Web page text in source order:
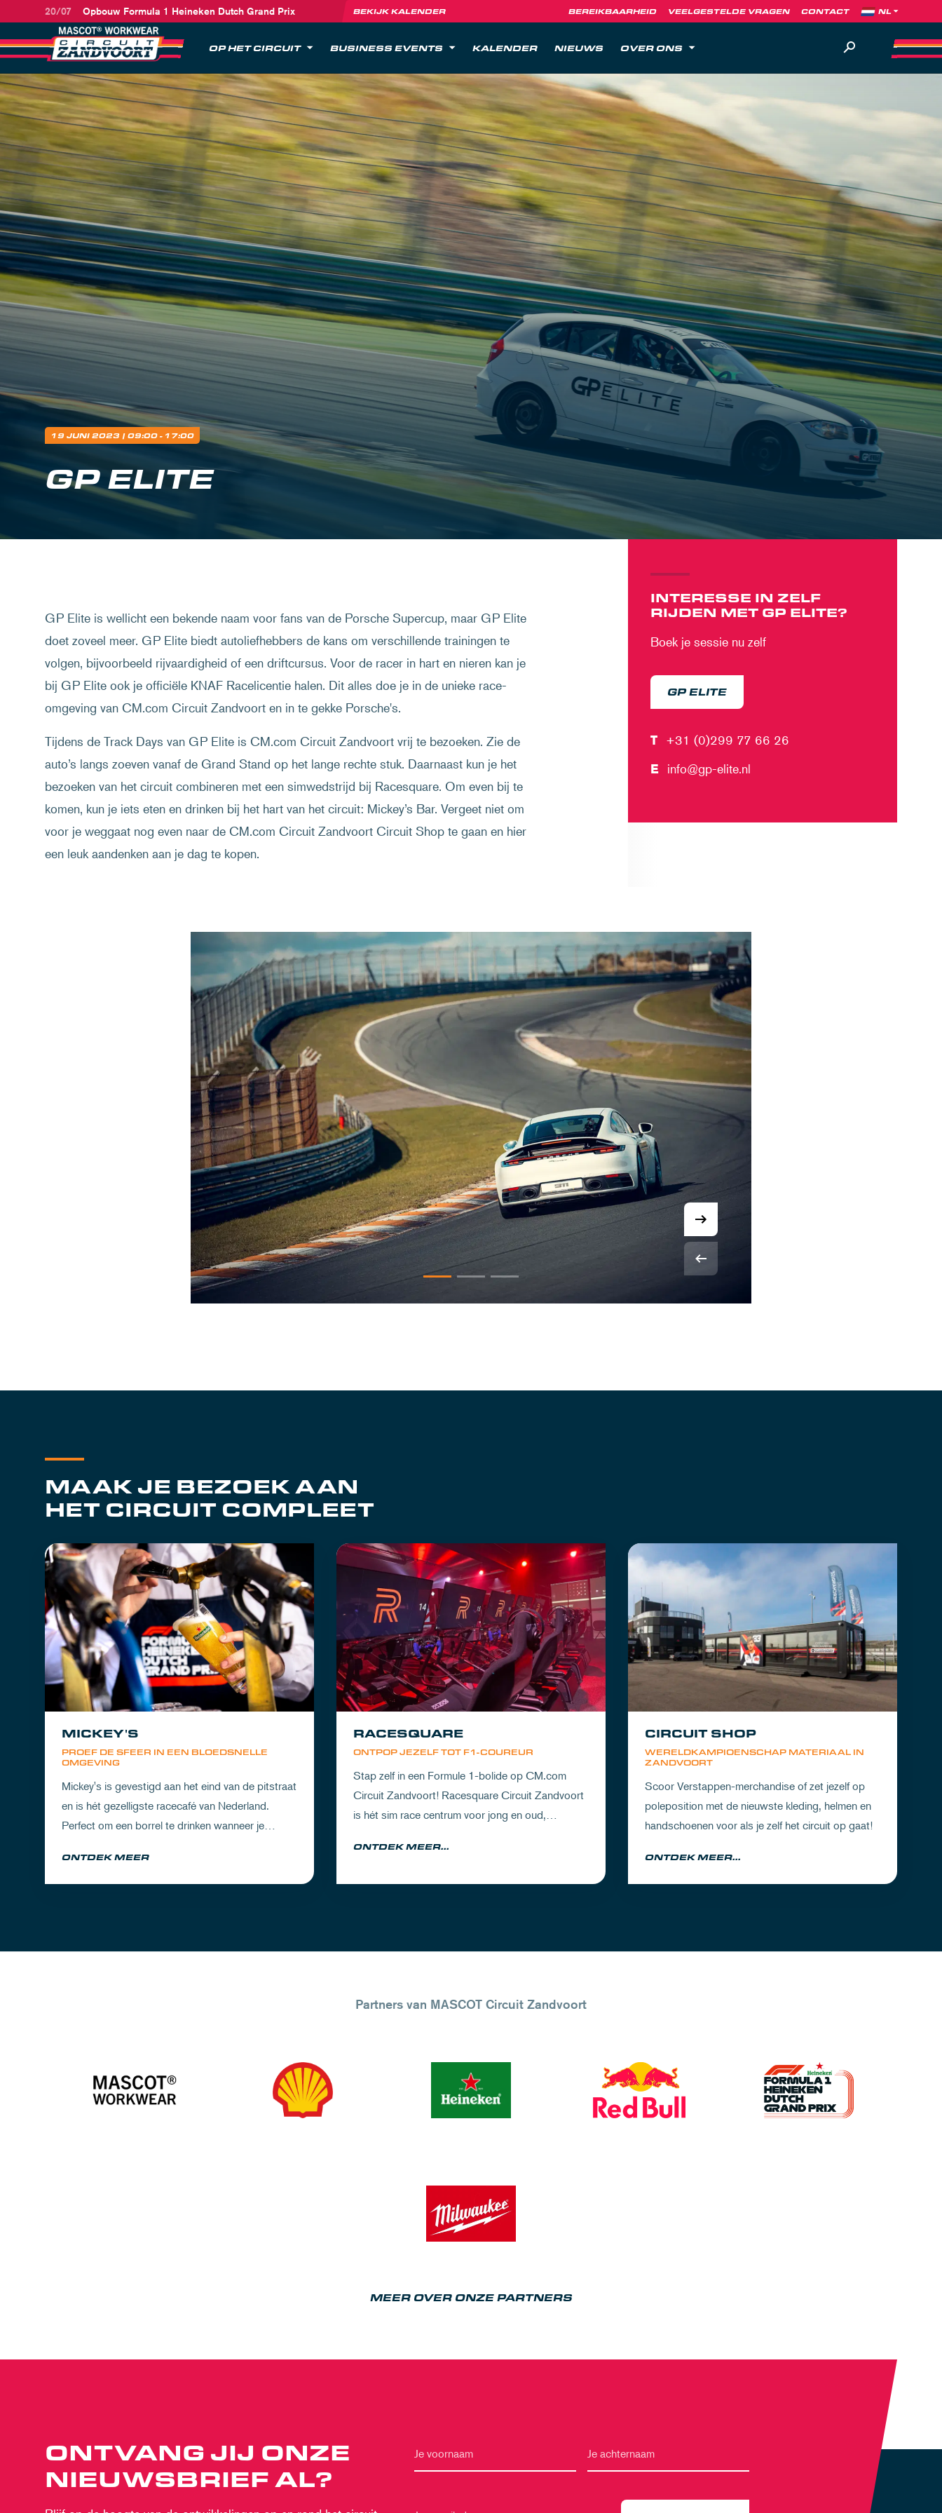
20/07 Opbouw Formula 1 Heineken Dutch Grand Prix BEKIJK KALENDER BEREIKBAARHEID VEELGESTELDE VRAGEN CONTACT
OP HET CIRCUIT BUSINESS EVENTS KALENDER NIEUWS OVER ONS
19 JUNI 2023 | 09:00 - 17:00
GP ELITE
GP Elite is wellicht een bekende naam voor fans van de Porsche Supercup, maar GP Elite
doet zoveel meer. GP Elite biedt autoliefhebbers de kans om verschillende trainingen te
volgen, bijvoorbeeld rijvaardigheid of een driftcursus. Voor de racer in hart en nieren kan je
bij GP Elite ook je officiële KNAF Racelicentie halen. Dit alles doe je in de unieke race-
omgeving van CM.com Circuit Zandvoort en in te gekke Porsche's.
Tijdens de Track Days van GP Elite is CM.com Circuit Zandvoort vrij te bezoeken. Zie de
auto’s langs zoeven vanaf de Grand Stand op het lange rechte stuk. Daarnaast kun je het
bezoeken van het circuit combineren met een simwedstrijd bij Racesquare. Om even bij te
komen, kun je iets eten en drinken bij het hart van het circuit: Mickey’s Bar. Vergeet niet om
voor je weggaat nog even naar de CM.com Circuit Zandvoort Circuit Shop te gaan en hier
een leuk aandenken aan je dag te kopen.
INTERESSE IN ZELF
RIJDEN MET GP ELITE?
Boek je sessie nu zelf
GP ELITE
T +31 (0)299 77 66 26
E info@gp-elite.nl
MAAK JE BEZOEK AAN
HET CIRCUIT COMPLEET
PROEF DE SFEER IN EEN BLOEDSNELLE
OMGEVING
MICKEY'S
Mickey's is gevestigd aan het eind van de pitstraat
en is hét gezelligste racecafé van Nederland.
Perfect om een borrel te drinken wanneer je
na een dag vol inspanning.
ONTDEK MEER
ONTPOP JEZELF TOT F1-COUREUR
RACESQUARE
Stap zelf in een Formule 1-bolide op CM.com
Circuit Zandvoort! Racesquare Circuit Zandvoort
is hét sim race centrum voor jong en oud,
ONTDEK MEER...
WERELDKAMPIOENSCHAP MATERIAAL IN
ZANDVOORT
CIRCUIT SHOP
Scoor Verstappen-merchandise of zet jezelf op
poleposition met de nieuwste kleding, helmen en
handschoenen voor als je zelf het circuit op gaat!
ONTDEK MEER...
Partners van MASCOT Circuit Zandvoort
MEER OVER ONZE PARTNERS
ONTVANG JIJ ONZE
NIEUWSBRIEF AL?